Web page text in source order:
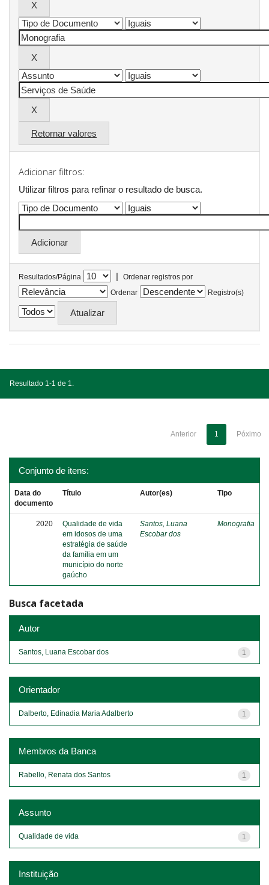
Retornar valores
Adicionar filtros:
Utilizar filtros para refinar o resultado de busca.
Resultados/Página |
Ordenar registros por
Ordenar
Registro(s)
Resultado 1-1 de 1.
Anterior 1 Póximo
Conjunto de itens:
Data do
documento
Título Autor(es) Tipo
2020
Qualidade de vida
em idosos de uma
estratégia de saúde
da família em um
município do norte
gaúcho
Santos, Luana
Escobar dos
Monografia
Busca facetada
Autor
1
Santos, Luana Escobar dos
Orientador
1
Dalberto, Edinadia Maria Adalberto
Membros da Banca
1
Rabello, Renata dos Santos
Assunto
1
Qualidade de vida
Instituição